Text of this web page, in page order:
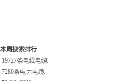
本周搜索排行
19727条电线电缆
7280条电力电缆